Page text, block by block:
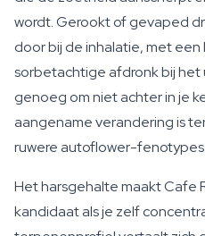
wordt. Gerookt of gevaped
door bij de inhalatie, met een
sorbetachtige afdronk bij het
genoeg om niet achter in je
aangename verandering is
ruwere autoflower-fenotypes.
Het harsgehalte maakt Cafe
kandidaat als je zelf